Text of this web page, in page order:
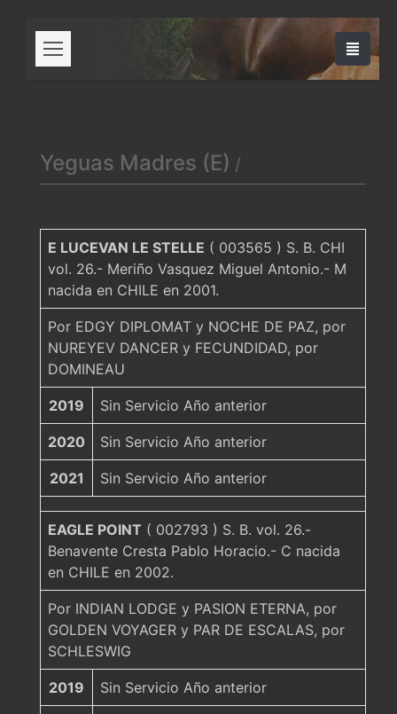
Yeguas Madres (E) /
E LUCEVAN LE STELLE ( 003565 ) S. B. CHI
vol. 26.- Meriño Vasquez Miguel Antonio.- M
nacida en CHILE en 2001.
Por EDGY DIPLOMAT y NOCHE DE PAZ, por
NUREYEV DANCER y FECUNDIDAD, por
DOMINEAU
2019 Sin Servicio Año anterior
2020 Sin Servicio Año anterior
2021 Sin Servicio Año anterior
EAGLE POINT ( 002793 ) S. B. vol. 26.-
Benavente Cresta Pablo Horacio.- C nacida
en CHILE en 2002.
Por INDIAN LODGE y PASION ETERNA, por
GOLDEN VOYAGER y PAR DE ESCALAS, por
SCHLESWIG
2019 Sin Servicio Año anterior